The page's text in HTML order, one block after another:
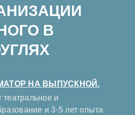
В
НА ВЫПУСКНОЙ.
и
и 3-5 лет опыта